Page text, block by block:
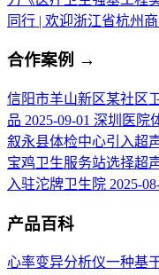
同行 | 欢迎浙江省杭州
合作案例 →
信阳市羊山新区某社区
品 2025-09-01 深圳医院
叙永县体检中心引入超
宝鸡卫生服务站选择超
入驻沱牌卫生院 2025-
产品百科
心率变异分析仪一种基